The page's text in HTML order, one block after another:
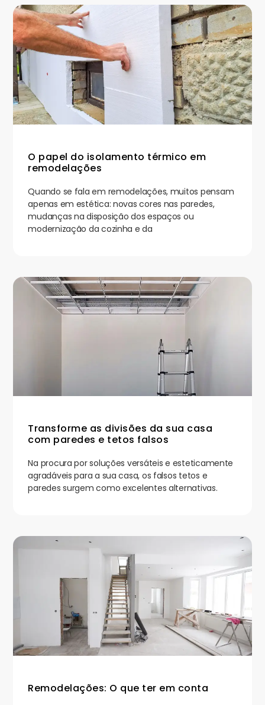
O papel do isolamento térmico em
remodelações
Quando se fala em remodelações, muitos pensam
apenas em estética: novas cores nas paredes,
mudanças na disposição dos espaços ou
modernização da cozinha e da
Transforme as divisões da sua casa
com paredes e tetos falsos
Na procura por soluções versáteis e esteticamente
agradáveis para a sua casa, os falsos tetos e
paredes surgem como excelentes alternativas.
Remodelações: O que ter em conta